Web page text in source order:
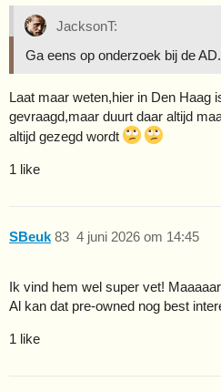
JacksonT:
Ga eens op onderzoek bij de AD.
Laat maar weten,hier in Den Haag
gevraagd,maar duurt daar altijd
altijd gezegd wordt
1 like
SBeuk 4 juni 2026 om 14:45
83
Ik vind hem wel super vet!
Al kan dat pre-owned nog best
1 like